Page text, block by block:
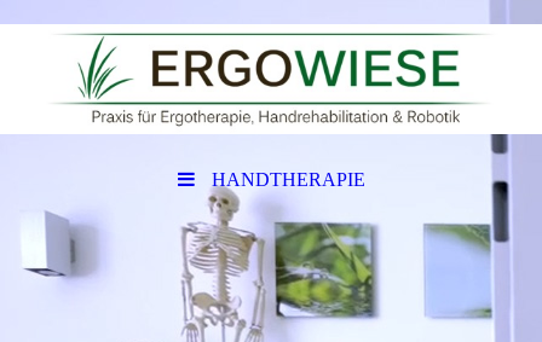
HANDTHERAPIE